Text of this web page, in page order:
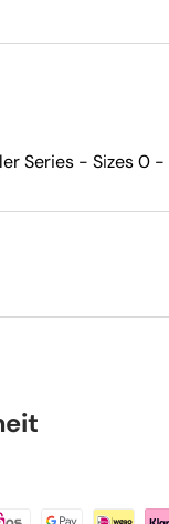
Series - Sizes 0 -